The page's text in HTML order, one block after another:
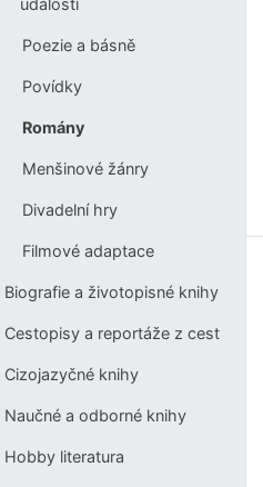
událostí
Poezie a básně
Povídky
Romány
Menšinové žánry
Divadelní hry
Filmové adaptace
Biografie a životopisné knihy
Cestopisy a reportáže z cest
Cizojazyčné knihy
Naučné a odborné knihy
Hobby literatura